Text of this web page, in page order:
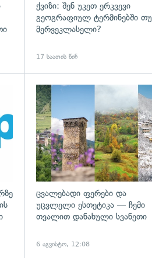
ქვიზი: შენ უკეთ ერკვევი
გეოგრაფიულ ტერმინებში თუ
მერვეკლასელი?
17 საათის წინ
ცვალებადი ფერები და
უცვლელი ესთეტიკა — ჩემი
თვალით დანახული სვანეთი
6 აგვისტო, 12:08